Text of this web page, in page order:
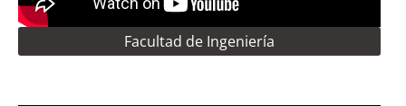
Facultad de Ingeniería